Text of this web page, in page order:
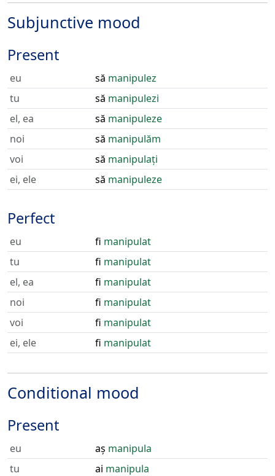
Subjunctive mood
Present
eu să manipulez
tu
să manipulezi
el, ea
să manipuleze
noi
să manipulăm
voi
să manipulați
ei, ele
să manipuleze
Perfect
eu fi manipulat
tu
fi manipulat
el, ea
fi manipulat
noi
fi manipulat
voi
fi manipulat
ei, ele
fi manipulat
Conditional mood
Present
eu aș manipula
tu
ai manipula